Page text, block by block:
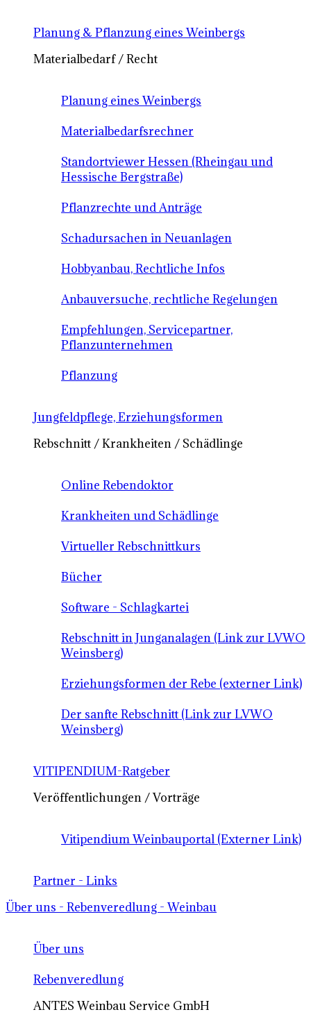
Planung & Pflanzung eines Weinbergs
Materialbedarf / Recht
Planung eines Weinbergs
Materialbedarfsrechner
Standortviewer Hessen (Rheingau und
Hessische Bergstraße)
Pflanzrechte und Anträge
Schadursachen in Neuanlagen
Hobbyanbau, Rechtliche Infos
Anbauversuche, rechtliche Regelungen
Empfehlungen, Servicepartner,
Pflanzunternehmen
Pflanzung
Jungfeldpflege, Erziehungsformen
Rebschnitt / Krankheiten / Schädlinge
Online Rebendoktor
Krankheiten und Schädlinge
Virtueller Rebschnittkurs
Bücher
Software - Schlagkartei
Rebschnitt in Junganalagen (Link zur LVWO
Weinsberg)
Erziehungsformen der Rebe (externer Link)
Der sanfte Rebschnitt (Link zur LVWO
Weinsberg)
VITIPENDIUM-Ratgeber
Veröffentlichungen / Vorträge
Vitipendium Weinbauportal (Externer Link)
Partner - Links
Über uns - Rebenveredlung - Weinbau
Über uns
Rebenveredlung
ANTES Weinbau Service GmbH